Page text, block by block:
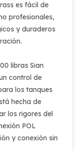
es fácil de
profesionales,
y duraderos
libras Sian
control de
los tanques
hecha de
los rigores del
POL
y conexión sin